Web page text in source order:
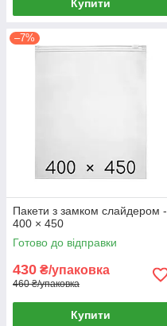
Купити
–7%
Пакети з замком слайдером -
400 × 450
Готово до відправки
430 ₴/упаковка
460 ₴/упаковка
Купити